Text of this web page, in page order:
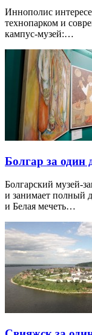
Иннополис
технопарком и
кампус-музей:…
Болгар за один
Болгарский музей-
и занимает полный
и Белая мечеть…